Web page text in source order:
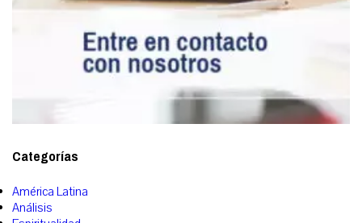
Categorías
América Latina
Análisis